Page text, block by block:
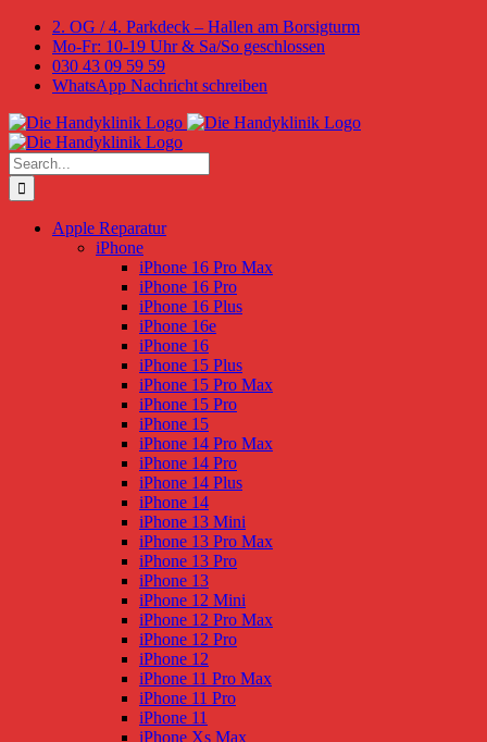
Skip
content
2. OG / 4. Parkdeck – Hallen am Borsigturm
Mo-Fr: 10-19 Uhr & Sa/So geschlossen
030 43 09 59 59
WhatsApp Nachricht schreiben
Search
for:
Apple Reparatur
iPhone
iPhone 16 Pro Max
iPhone 16 Pro
iPhone 16 Plus
iPhone 16e
iPhone 16
iPhone 15 Plus
iPhone 15 Pro Max
iPhone 15 Pro
iPhone 15
iPhone 14 Pro Max
iPhone 14 Pro
iPhone 14 Plus
iPhone 14
iPhone 13 Mini
iPhone 13 Pro Max
iPhone 13 Pro
iPhone 13
iPhone 12 Mini
iPhone 12 Pro Max
iPhone 12 Pro
iPhone 12
iPhone 11 Pro Max
iPhone 11 Pro
iPhone 11
iPhone Xs Max